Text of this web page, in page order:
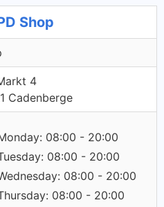
Shop
4
Cadenberge
08:00 - 20:00
08:00 - 20:00
08:00 - 20:00
08:00 - 20:00